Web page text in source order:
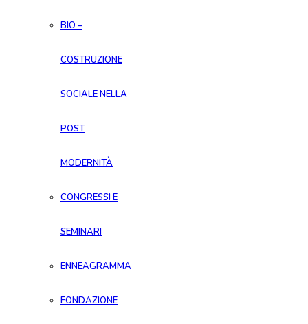
BIO –
COSTRUZIONE
SOCIALE NELLA
POST
MODERNITÀ
CONGRESSI E
SEMINARI
ENNEAGRAMMA
FONDAZIONE